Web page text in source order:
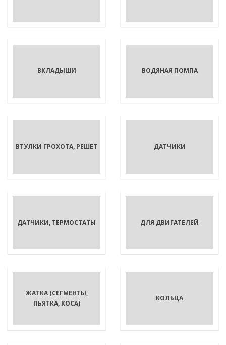
ВКЛАДЫШИ ВОДЯНАЯ ПОМПА
ВТУЛКИ ГРОХОТА, РЕШЕТ ДАТЧИКИ
ДАТЧИКИ, ТЕРМОСТАТЫ ДЛЯ ДВИГАТЕЛЕЙ
ЖАТКА (СЕГМЕНТЫ,
ПЬЯТКА, КОСА)
КОЛЬЦА